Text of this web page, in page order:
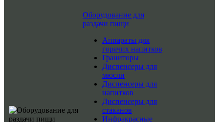
Оборудование для
раздачи пищи
Аппараты для
горячих напитков
Граниторы
Диспенсеры для
мюсли
Диспенсеры для
напитков
Диспенсеры для
стаканов
Инфракрасные